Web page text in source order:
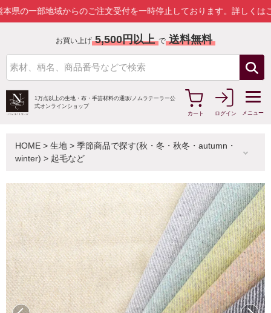
域からのご注文受付を一時停止しております。詳しくはこちら
お買い上げ 5,500円以上 で 送料無料
1万点以上の生地・布・手芸材料の通販/ ノムラテーラー公
式オンラインショップ
カート
ログイン メニュー
HOME > 生地 > 季節商品で探す(秋・冬・秋冬・autumn・
winter) > 起毛など